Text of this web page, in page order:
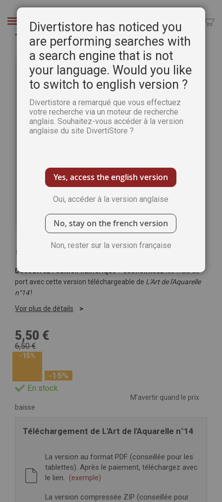
Chercher
Téléchargement de L'Art de l'Aquarelle n°14
Passer
galerie
d’images
Soyez le premier à commenter ce produit
Découvrez l'édition numérique + économisezles frais de
port avec cette version téléchargeable de L'Art de l'Aquarelle
n°14!
Voir plus de détails
5,50 €
6,50 €
-15%
-15%
En stock
M’avertir quand le prix
baisse
Téléchargement de L'Art de l'Aquarelle n°14
La version au format PDF (conseillée pour les
tablettes). Après le paiement, téléchargez avec
le lien. (exemple)
La version compressée ZIP (conseillée pour
Divertistore has noticed you
are performing searches with
a search engine that is not
your language. Would you like
to switch to english version ?
Divertistore a remarqué que vous effectuez
votre recherche via un moteur de recherche
anglais. Souhaitez-vous accéder à la version
anglaise du site DivertiStore ?
Yes, access the english version
Oui, accéder à la version anglaise
No, stay on the french version
Non, rester sur la version française